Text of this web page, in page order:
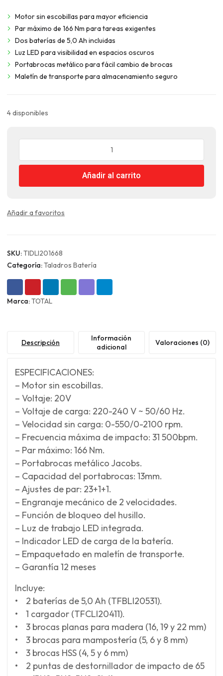
era:
$300.990.
es:
Motor sin escobillas para mayor eficiencia
Par máximo de 166 Nm para tareas exigentes
Dos baterías de 5,0 Ah incluidas
Luz LED para visibilidad en espacios oscuros
Portabrocas metálico para fácil cambio de brocas
Maletín de transporte para almacenamiento seguro
4 disponibles
Brushless
+
y
Añadir al carrito
Añadir a favoritos
SKU:TIDLI201668
Categoría:Taladros Batería
Marca:TOTAL
Descripción
Información
adicional
Valoraciones (0)
ESPECIFICACIONES:
– Motor sin escobillas.
– Voltaje: 20V
– Voltaje de carga: 220-240 V ~ 50/60 Hz.
– Velocidad sin carga: 0-550/0-2100 rpm.
– Frecuencia máxima de impacto: 31 500bpm.
– Par máximo: 166 Nm.
– Portabrocas metálico Jacobs.
– Capacidad del portabrocas: 13mm.
– Ajustes de par: 23+1+1.
– Engranaje mecánico de 2 velocidades.
– Función de bloqueo del husillo.
– Luz de trabajo LED integrada.
– Indicador LED de carga de la batería.
– Empaquetado en maletín de transporte.
– Garantía 12 meses
Incluye:
• 2 baterías de 5,0 Ah (TFBLI20531).
• 1 cargador (TFCLI20411).
• 3 brocas planas para madera (16, 19 y 22 mm)
• 3 brocas para mampostería (5, 6 y 8 mm)
• 3 brocas HSS (4, 5 y 6 mm)
• 2 puntas de destornillador de impacto de 65